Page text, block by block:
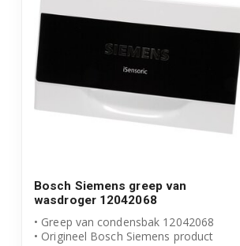
WQ35G2DMFG/01
WQ35G2DMFG/07
WQ35G2DPFG/01
WQ42G2A0CH/01
WQ44G2D4PL/06
WQ44G2D4PL/07
Bosch Siemens greep van
wasdroger 12042068
• Greep van condensbak 12042068
• Origineel Bosch Siemens product